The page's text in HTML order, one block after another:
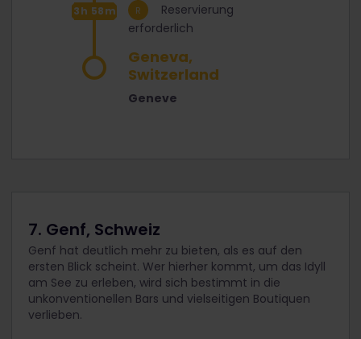
3h 58m
Reservierung
erforderlich
Geneva,
Switzerland
Geneve
7. Genf, Schweiz
Genf hat deutlich mehr zu bieten, als es auf den
ersten Blick scheint. Wer hierher kommt, um das Idyll
am See zu erleben, wird sich bestimmt in die
unkonventionellen Bars und vielseitigen Boutiquen
verlieben.